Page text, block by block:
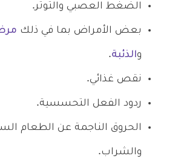
الضغط العصبي والتوتر.
بعض الأمراض بما في ذلك
والذئبة.
نقص غذائي.
ردود الفعل التحسسية.
الحروق الناجمة عن الطعام
والشراب.